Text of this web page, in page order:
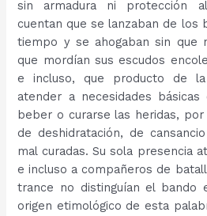
sin armadura ni protección
cuentan que se lanzaban de los
tiempo y se ahogaban sin que
que mordían sus escudos
e incluso, que producto de
atender a necesidades básicas
beber o curarse las heridas,
de deshidratación, de
mal curadas. Su sola presencia
e incluso a compañeros de
trance no distinguían el bando
origen etimológico de esta